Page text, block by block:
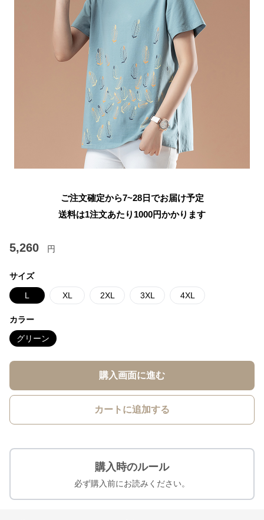
ご注文確定から7~28日でお届け予定
送料は1注文あたり 1000円かかります
5,260 円
サイズ
L XL 2XL 3XL 4XL
カラー
グリーン
購入画面に進む
カートに追加する
購入時のルール
必ず購入前にお読みください。